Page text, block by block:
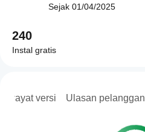
versi Ulasan pelanggan
Sejak 01/04/2025
240
Instal gratis